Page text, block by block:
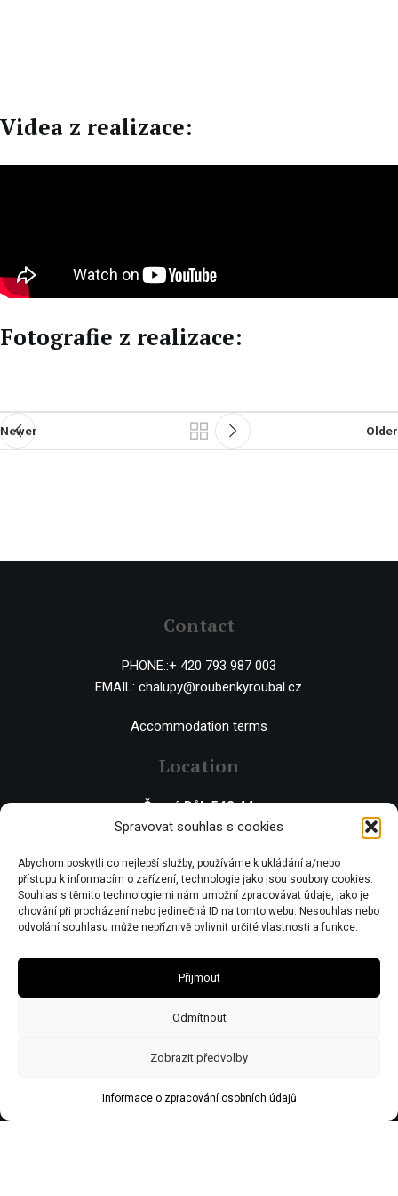
Spravovat souhlas s cookies
Abychom poskytli co nejlepší služby, používáme k ukládání a/nebo
přístupu k informacím o zařízení, technologie jako jsou soubory cookies.
Souhlas s těmito technologiemi nám umožní zpracovávat údaje, jako je
chování při procházení nebo jedinečná ID na tomto webu. Nesouhlas nebo
odvolání souhlasu může nepříznivě ovlivnit určité vlastnosti a funkce.
Přijmout
Odmítnout
Zobrazit předvolby
Informace o zpracování osobních údajů
Videa z realizace:
Fotografie z realizace:
Newer Older
Contact
PHONE.:+ 420 793 987 003
EMAIL:chalupy@roubenkyroubal.cz
Accommodation terms
Location
Černý Důl 543 44
DIČ CZ7506243437
Obecní živnostenský úřad zn:č.j.Ž/2578/08/Ry21953/3